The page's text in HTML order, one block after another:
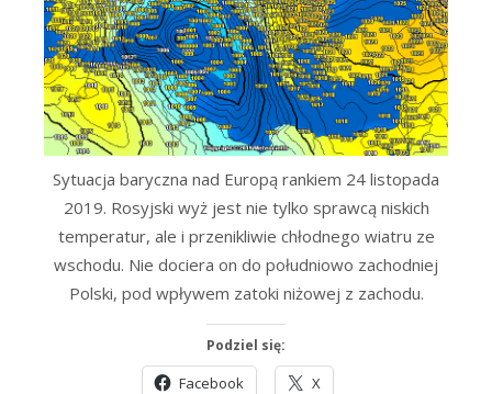
Sytuacja baryczna nad Europą rankiem 24 listopada
2019. Rosyjski wyż jest nie tylko sprawcą niskich
temperatur, ale i przenikliwie chłodnego wiatru ze
wschodu. Nie dociera on do południowo zachodniej
Polski, pod wpływem zatoki niżowej z zachodu.
Podziel się:
Facebook X